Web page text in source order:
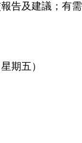
告及建議；有
期五）